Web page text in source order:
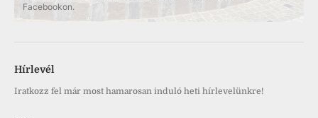
Facebookon.
Hírlevél
Iratkozz fel már most hamarosan induló heti hírlevelünkre!